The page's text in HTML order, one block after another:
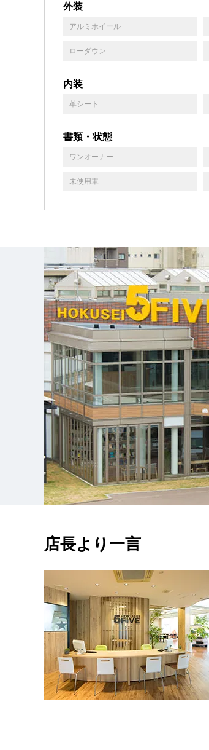
外装
アルミホイール
ローダウン
内装
革シート
書類・状態
ワンオーナー
未使用車
店長より一言